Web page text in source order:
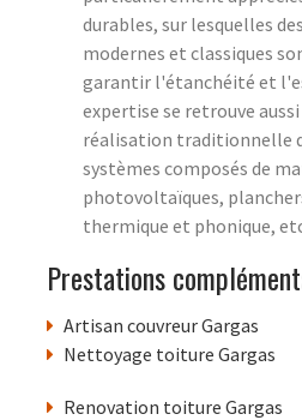
durables, sur lesquelles
modernes et classiques
garantir l'étanchéité et
expertise se retrouve
réalisation traditionnelle
systèmes composés de
photovoltaïques,
thermique et phonique,
Prestations
Artisan couvreur Gargas
Nettoyage toiture Gargas
Renovation toiture Gargas